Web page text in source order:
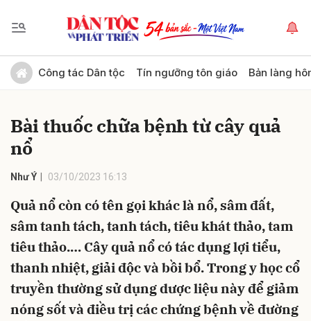
Công tác Dân tộc Tín ngưỡng tôn giáo Bản làng
Bài thuốc chữa bệnh từ cây quả
nổ
Như Ý 03/10/2023 16:13
Quả nổ còn có tên gọi khác là nổ, sâm đất,
sâm tanh tách, tanh tách, tiêu khát thảo, tam
tiêu thảo.… Cây quả nổ có tác dụng lợi tiểu,
thanh nhiệt, giải độc và bồi bổ. Trong y học cổ
truyền thường sử dụng dược liệu này để giảm
nóng sốt và điều trị các chứng bệnh về đường
Gửi bình luận
Hủy Gửi